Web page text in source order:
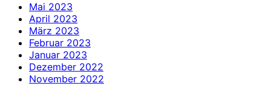
Mai 2023
April 2023
März 2023
Februar 2023
Januar 2023
Dezember 2022
November 2022